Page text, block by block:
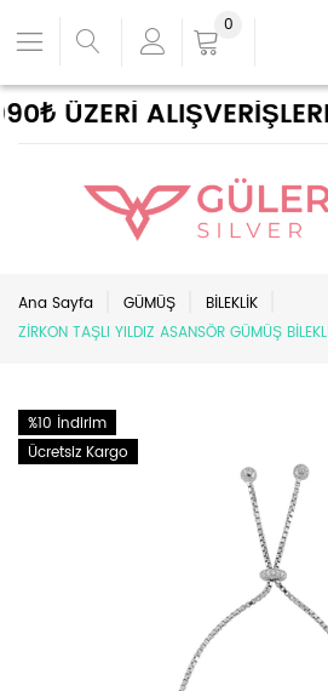
ÜZERİ
0
Ana Sayfa GÜMÜŞ
BİLEKLİK
ZİRKON TAŞLI YILDIZ ASANSÖR GÜMÜŞ
%10 İndirim
Ücretsiz Kargo